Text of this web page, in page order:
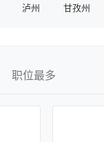
泸州 甘孜州
职位最多